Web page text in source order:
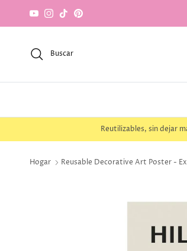
saltar al contenido
YouTubeInstagram
TikTokPinterest
Buscar
Reutilizables, sin dejar
Hogar Reusable Decorative Art Poster -